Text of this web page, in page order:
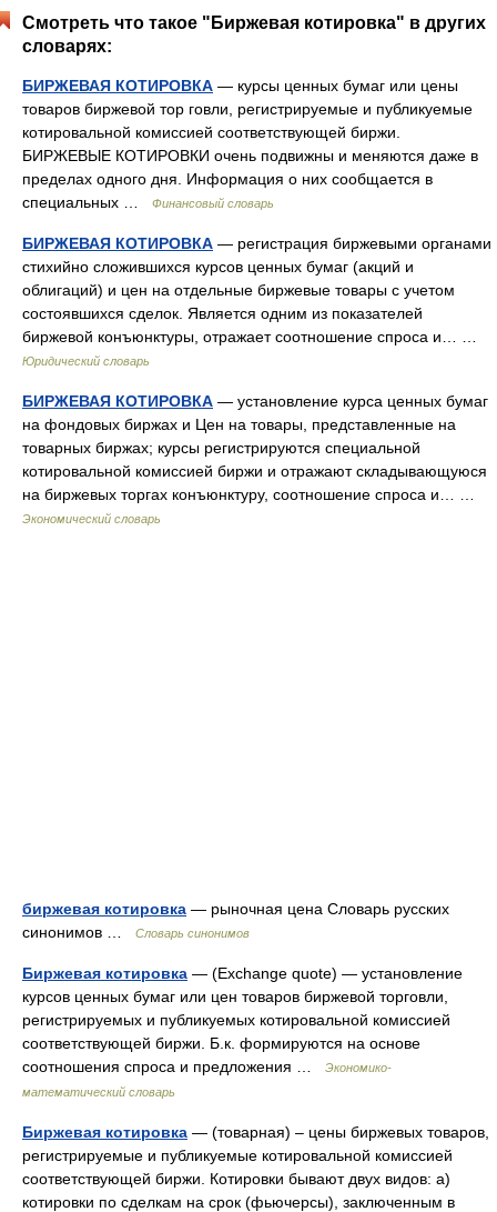
Смотреть что такое "Биржевая котировка" в других
словарях:
БИРЖЕВАЯ КОТИРОВКА — курсы ценных бумаг или цены
товаров биржевой тор говли, регистрируемые и публикуемые
котировальной комиссией соответствующей биржи.
БИРЖЕВЫЕ КОТИРОВКИ очень подвижны и меняются даже в
пределах одного дня. Информация о них сообщается в
специальных …
Финансовый словарь
БИРЖЕВАЯ КОТИРОВКА — регистрация биржевыми органами
стихийно сложившихся курсов ценных бумаг (акций и
облигаций) и цен на отдельные биржевые товары с учетом
состоявшихся сделок. Является одним из показателей
биржевой конъюнктуры, отражает соотношение спроса и… …
Юридический словарь
БИРЖЕВАЯ КОТИРОВКА — установление курса ценных бумаг
на фондовых биржах и Цен на товары, представленные на
товарных биржах; курсы регистрируются специальной
котировальной комиссией биржи и отражают складывающуюся
на биржевых торгах конъюнктуру, соотношение спроса и… …
Экономический словарь
биржевая котировка — рыночная цена Словарь русских
синонимов …
Словарь синонимов
Биржевая котировка — (Exchange quote) — установление
курсов ценных бумаг или цен товаров биржевой торговли,
регистрируемых и публикуемых котировальной комиссией
соответствующей биржи. Б.к. формируются на основе
соотношения спроса и предложения …
Экономико-
математический словарь
Биржевая котировка — (товарная) – цены биржевых товаров,
регистрируемые и публикуемые котировальной комиссией
соответствующей биржи. Котировки бывают двух видов: а)
котировки по сделкам на срок (фьючерсы), заключенным в